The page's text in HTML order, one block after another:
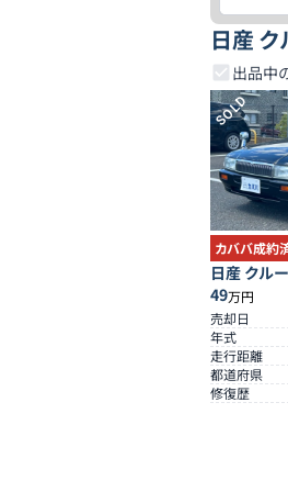
日産
出品中
SOLD
カババ成約
日産 クル
49万円
売却日
年式
走行距離
都道府県
修復歴